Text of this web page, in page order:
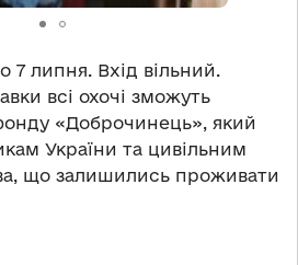
7 липня. Вхід вільний.
всі охочі зможуть
«Доброчинець», який
України та цивільним
що залишились проживати